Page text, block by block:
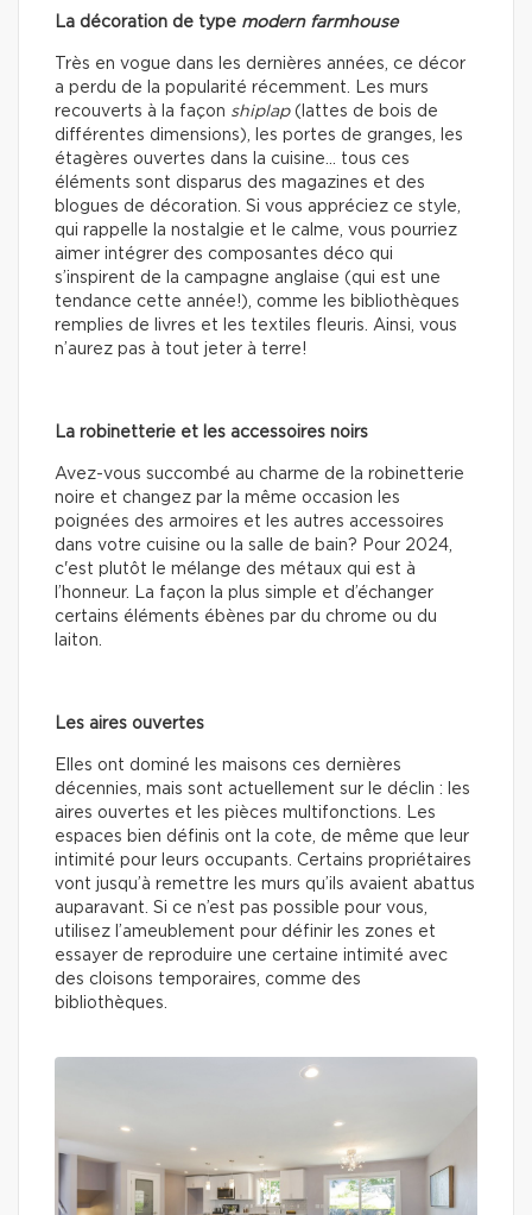
La décoration de type modern farmhouse
Très en vogue dans les dernières années, ce décor
a perdu de la popularité récemment. Les murs
recouverts à la façon shiplap(lattes de bois de
différentes dimensions), les portes de granges, les
étagères ouvertes dans la cuisine… tous ces
éléments sont disparus des magazines et des
blogues de décoration. Si vous appréciez ce style,
qui rappelle la nostalgie et le calme, vous pourriez
aimer intégrer des composantes déco qui
s’inspirent de la campagne anglaise (qui est une
tendance cette année!), comme les bibliothèques
remplies de livres et les textiles fleuris. Ainsi, vous
n’aurez pas à tout jeter à terre!
La robinetterie et les accessoires noirs
Avez-vous succombé au charme de la robinetterie
noire et changez par la même occasion les
poignées des armoires et les autres accessoires
dans votre cuisine ou la salle de bain? Pour 2024,
c'est plutôt le mélange des métaux qui est à
l’honneur. La façon la plus simple et d’échanger
certains éléments ébènes par du chrome ou du
laiton.
Les aires ouvertes
Elles ont dominé les maisons ces dernières
décennies, mais sont actuellement sur le déclin : les
aires ouvertes et les pièces multifonctions. Les
espaces bien définis ont la cote, de même que leur
intimité pour leurs occupants. Certains propriétaires
vont jusqu’à remettre les murs qu’ils avaient abattus
auparavant. Si ce n’est pas possible pour vous,
utilisez l’ameublement pour définir les zones et
essayer de reproduire une certaine intimité avec
des cloisons temporaires, comme des
bibliothèques.